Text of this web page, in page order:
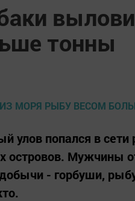
тонны
улов попался в сети
островов. Мужчины
- горбуши,